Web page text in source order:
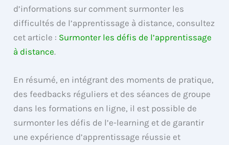
d’informations sur comment surmonter les
difficultés de l’apprentissage à distance, consultez
cet article : Surmonter les défis de l’apprentissage
à distance.
En résumé, en intégrant des moments de pratique,
des feedbacks réguliers et des séances de groupe
dans les formations en ligne, il est possible de
surmonter les défis de l’e-learning et de garantir
une expérience d’apprentissage réussie et